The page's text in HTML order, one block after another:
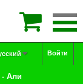
Войти
- Али
